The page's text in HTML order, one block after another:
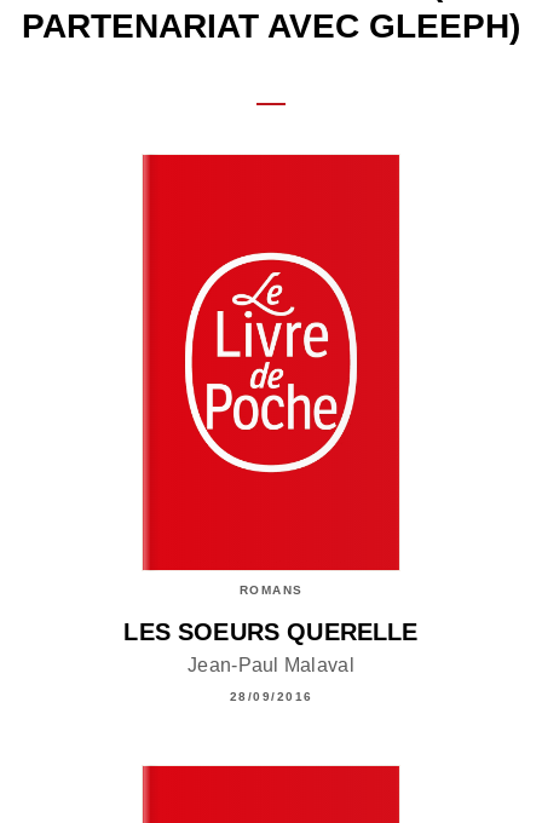
PARTENARIAT AVEC GLEEPH)
ROMANS
LES SOEURS QUERELLE
Jean-Paul Malaval
28/09/2016